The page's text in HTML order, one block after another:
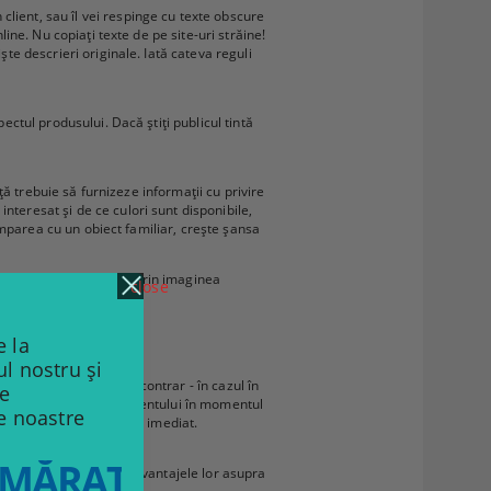
sau îl vei respinge cu texte obscure
Nu copiați texte de pe site-uri străine!
descrieri originale. Iată cateva reguli
produsului. Dacă știți publicul tintă
trebuie să furnizeze informații cu privire
și de ce culori sunt disponibile,
cu un obiect familiar, crește șansa
pot fi determinate prin imaginea
Valabil și în sens contrar - în cazul în
câștiga simpatia clientului în momentul
face acest lucru imediat.
folosiți, indicând avantajele lor asupra
la
nostru și
noastre
close